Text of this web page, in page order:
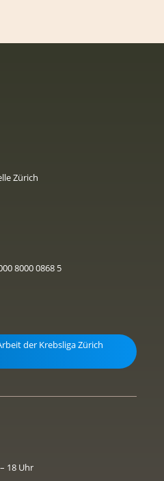
Zürich
8000 0868 5
der Krebsliga Zürich
18 Uhr